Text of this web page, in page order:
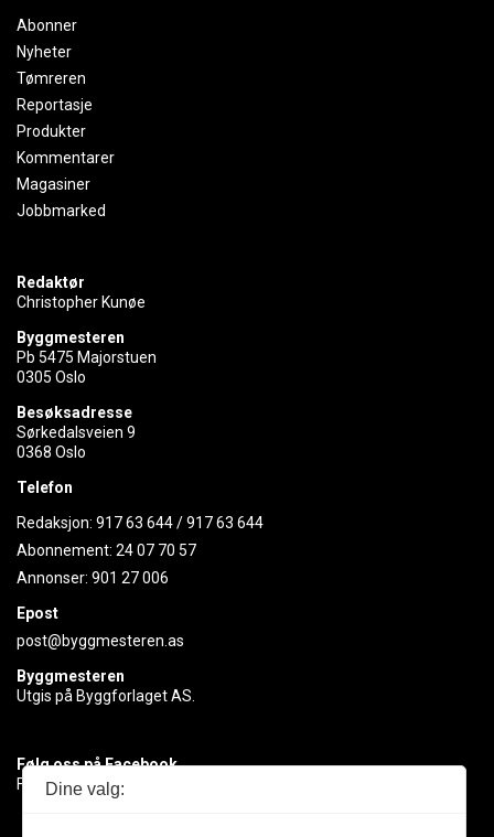
Abonner
Nyheter
Tømreren
Reportasje
Produkter
Kommentarer
Magasiner
Jobbmarked
Redaktør
Christopher Kunøe
Byggmesteren
Pb 5475 Majorstuen
0305 Oslo
Besøksadresse
Sørkedalsveien 9
0368 Oslo
Telefon
Redaksjon: 917 63 644/917 63 644
Abonnement: 24 07 70 57
Annonser: 901 27 006
Epost
post@byggmesteren.as
Byggmesteren
Utgis på Byggforlaget AS.
Følg oss på Facebook
Få med deg det siste innen byggebransjen
Dine valg: